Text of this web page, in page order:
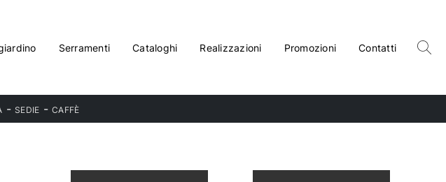
Serramenti Cataloghi Realizzazioni Promozioni Contatti
- SEDIE -CAFFÈ